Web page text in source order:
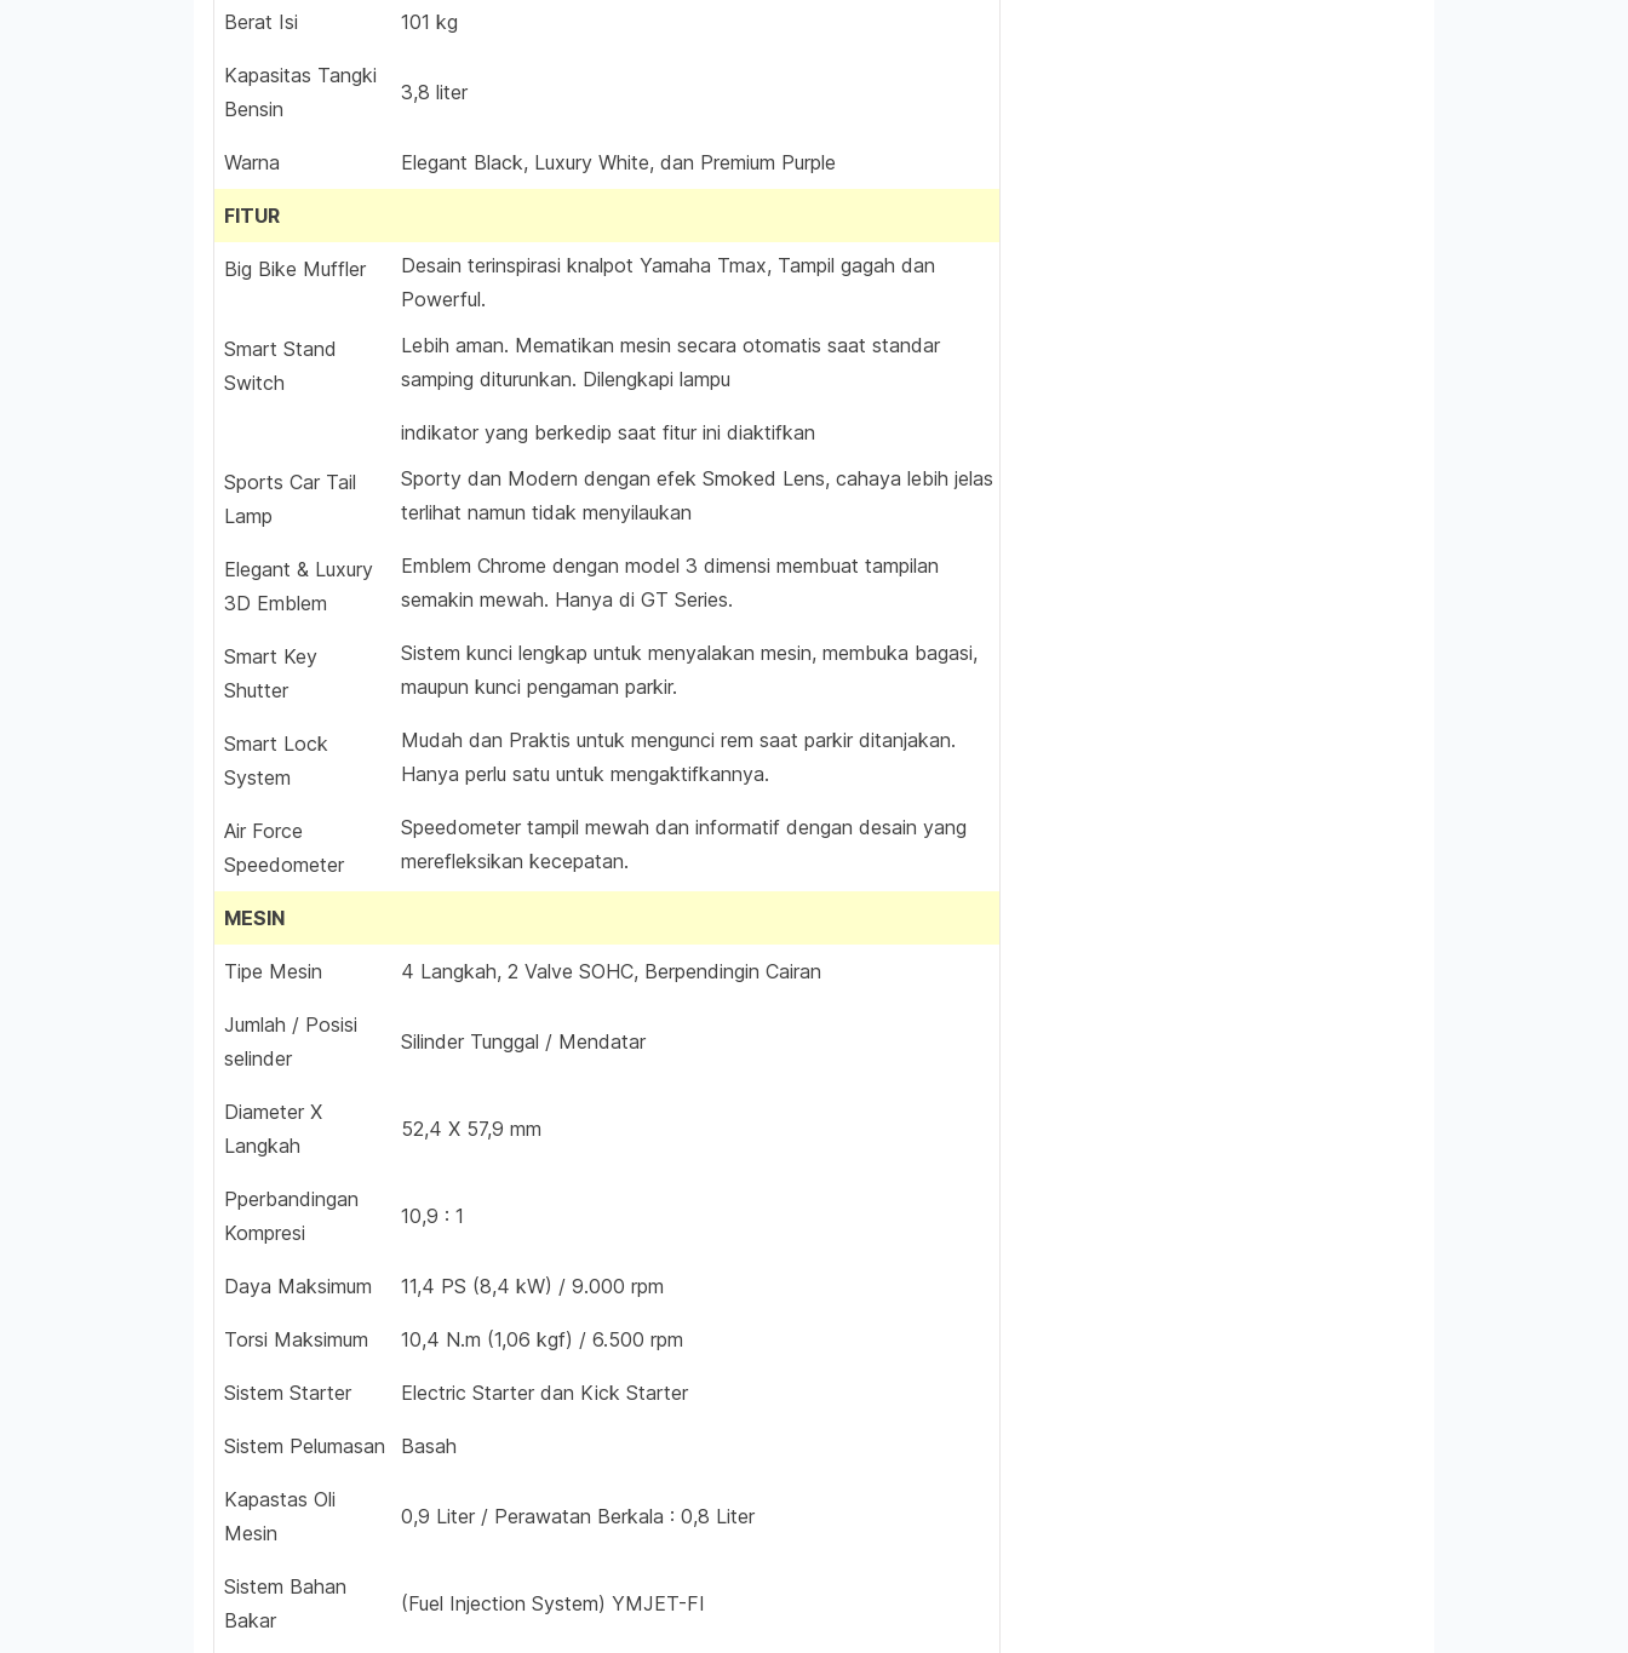
Berat Isi 101 kg
Kapasitas Tangki
Bensin
3,8 liter
Warna Elegant Black, Luxury White, dan Premium Purple
FITUR
Big Bike Muffler
Desain terinspirasi knalpot Yamaha Tmax, Tampil gagah dan
Powerful.
Smart Stand
Switch
Lebih aman. Mematikan mesin secara otomatis saat standar
samping diturunkan. Dilengkapi lampu
indikator yang berkedip saat fitur ini diaktifkan
Sports Car Tail
Lamp
Sporty dan Modern dengan efek Smoked Lens, cahaya lebih jelas
terlihat namun tidak menyilaukan
Elegant & Luxury
3D Emblem
Emblem Chrome dengan model 3 dimensi membuat tampilan
semakin mewah. Hanya di GT Series.
Smart Key
Shutter
Sistem kunci lengkap untuk menyalakan mesin, membuka bagasi,
maupun kunci pengaman parkir.
Smart Lock
System
Mudah dan Praktis untuk mengunci rem saat parkir ditanjakan.
Hanya perlu satu untuk mengaktifkannya.
Air Force
Speedometer
Speedometer tampil mewah dan informatif dengan desain yang
merefleksikan kecepatan.
MESIN
Tipe Mesin 4 Langkah, 2 Valve SOHC, Berpendingin Cairan
Jumlah / Posisi
selinder
Silinder Tunggal / Mendatar
Diameter X
Langkah
52,4 X 57,9 mm
Pperbandingan
Kompresi
10,9 : 1
Daya Maksimum 11,4 PS (8,4 kW) / 9.000 rpm
Torsi Maksimum 10,4 N.m (1,06 kgf) / 6.500 rpm
Sistem Starter Electric Starter dan Kick Starter
Sistem Pelumasan Basah
Kapastas Oli
Mesin
0,9 Liter / Perawatan Berkala : 0,8 Liter
Sistem Bahan
Bakar
(Fuel Injection System) YMJET-FI